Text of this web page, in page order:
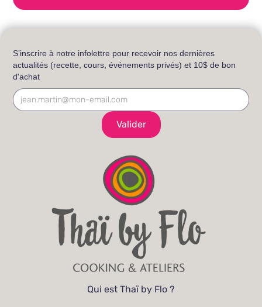
S’inscrire à notre infolettre pour recevoir nos dernières
actualités (recette, cours, événements privés) et 10$ de bon
d'achat
Qui est Thaï by Flo ?